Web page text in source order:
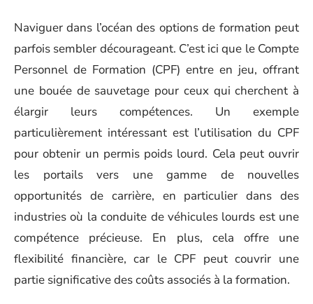
Naviguer dans l’océan des options de formation peut
parfois sembler décourageant. C’est ici que le Compte
Personnel de Formation (CPF) entre en jeu, offrant
une bouée de sauvetage pour ceux qui cherchent à
élargir leurs compétences. Un exemple
particulièrement intéressant est l’utilisation du CPF
pour obtenir un permis poids lourd. Cela peut ouvrir
les portails vers une gamme de nouvelles
opportunités de carrière, en particulier dans des
industries où la conduite de véhicules lourds est une
compétence précieuse. En plus, cela offre une
flexibilité financière, car le CPF peut couvrir une
partie significative des coûts associés à la formation.